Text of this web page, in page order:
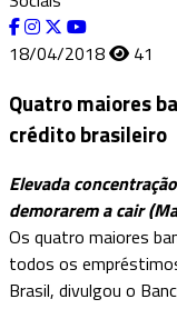
18/04/2018
41
Quatro maiores
crédito brasileiro
Elevada
demorarem a cair
Os quatro maiores
todos os
Brasil, divulgou o